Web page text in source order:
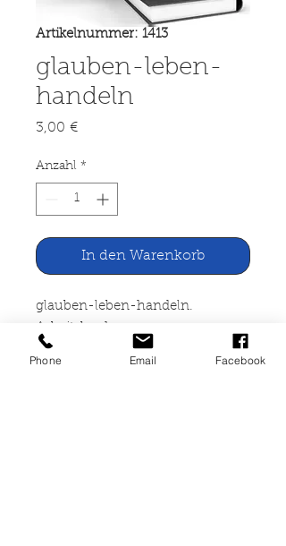
Artikelnummer: 1413
glauben-leben-
handeln
3,00 €Preis
Anzahl *
In den Warenkorb
glauben-leben-handeln.
Glaubensunterweisung
Phone Email Facebook